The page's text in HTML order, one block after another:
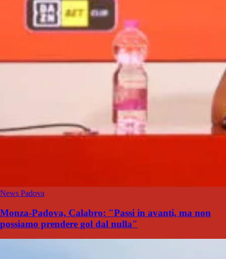
News Padova
Monza-Padova, Calabro: "Passi in avanti, ma non
possiamo prendere gol dal nulla"